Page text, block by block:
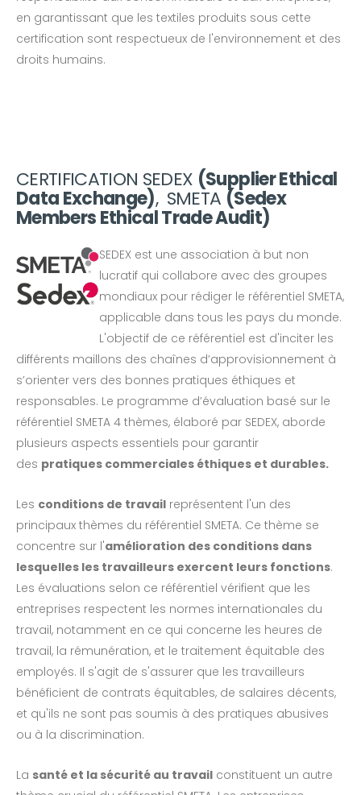
en garantissant que les textiles produits sous cette
certification sont respectueux de l'environnement et des
droits humains.
CERTIFICATION SEDEX (Supplier Ethical
Data Exchange), SMETA (Sedex
Members Ethical Trade Audit)
SEDEX est une association à but non
lucratif qui collabore avec des groupes
mondiaux pour rédiger le référentiel SMETA,
applicable dans tous les pays du monde.
L'objectif de ce référentiel est d'inciter les
différents maillons des chaînes d’approvisionnement à
s’orienter vers des bonnes pratiques éthiques et
responsables. Le programme d’évaluation basé sur le
référentiel SMETA 4 thèmes, élaboré par SEDEX, aborde
plusieurs aspects essentiels pour garantir
des pratiques commerciales éthiques et durables.
Les conditions de travail représentent l'un des
principaux thèmes du référentiel SMETA. Ce thème se
concentre sur l'amélioration des conditions dans
lesquelles les travailleurs exercent leurs fonctions.
Les évaluations selon ce référentiel vérifient que les
entreprises respectent les normes internationales du
travail, notamment en ce qui concerne les heures de
travail, la rémunération, et le traitement équitable des
employés. Il s'agit de s'assurer que les travailleurs
bénéficient de contrats équitables, de salaires décents,
et qu'ils ne sont pas soumis à des pratiques abusives
ou à la discrimination.
La santé et la sécurité au travail constituent un autre